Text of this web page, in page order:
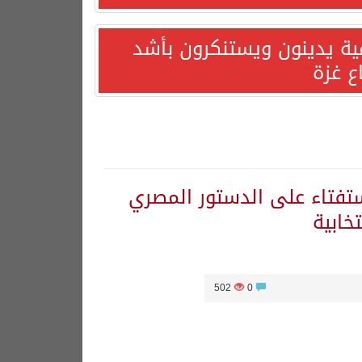
يدينون ويستنكرون بأشد
غزة
على الدستور المصري
0
502